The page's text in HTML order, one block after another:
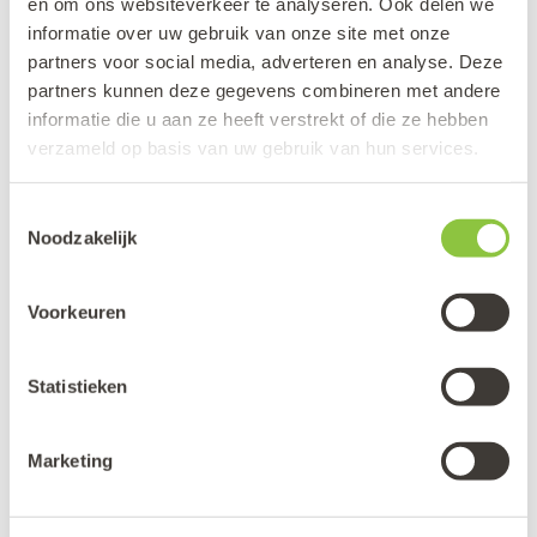
informatie over uw gebruik van onze site met onze
partners voor social media, adverteren en analyse. Deze
partners kunnen deze gegevens combineren met andere
informatie die u aan ze heeft verstrekt of die ze hebben
verzameld op basis van uw gebruik van hun services.
Noodzakelijk
Voorkeuren
Statistieken
Marketing
Ethische Overwegingen:bespreek de
ethische aspecten en de
verantwoordelijkheden die komen kijken bij
het gebruik van AI in het onderwijs.
AI in de Praktijk
en hoe deze technologieën kunnen worden
hoe AI-onderwijs kan bijdragen aan de